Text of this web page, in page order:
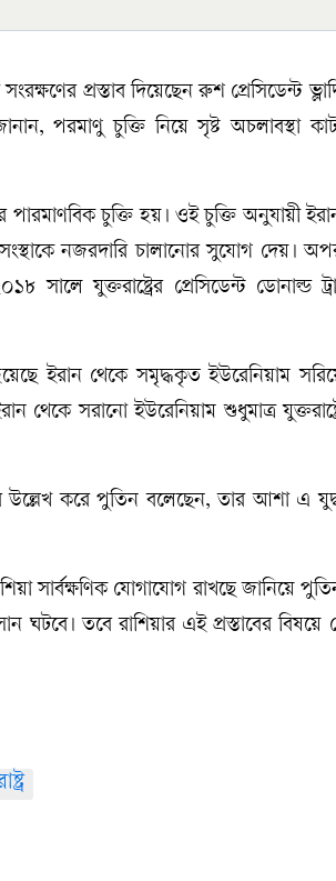
প্রস্তাব দিয়েছেন রুশ প্রেসিডেন্ট
পরমাণু চুক্তি নিয়ে সৃষ্ট অচলাবস্থা
পারমাণবিক চুক্তি হয়। ওই চুক্তি অনুযায়ী
নজরদারি চালানোর সুযোগ দেয়।
সালে যুক্তরাষ্ট্রের প্রেসিডেন্ট ডোনাল্ড
ইরান থেকে সমৃদ্ধকৃত ইউরেনিয়াম
থেকে সরানো ইউরেনিয়াম শুধুমাত্র
উল্লেখ করে পুতিন বলেছেন, তার আশা এ
সার্বক্ষণিক যোগাযোগ রাখছে জানিয়ে
তবে রাশিয়ার এই প্রস্তাবের বিষয়ে